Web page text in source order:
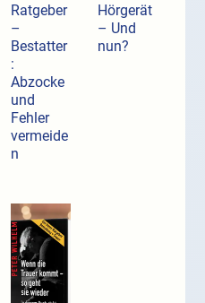
Ratgeber
–
Bestatter
:
Abzocke
und
Fehler
vermeide
n
Hörgerät
– Und
nun?